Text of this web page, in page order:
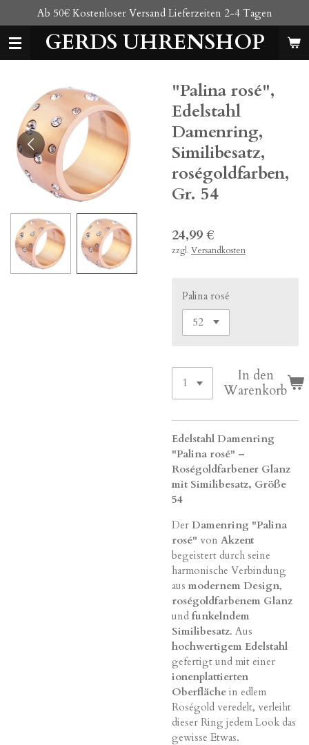
Hauptinhalt
springenGERDS UHRENSHOP
Ab 50€ Kostenloser Versand Lieferzeiten 2-4 Tagen
"Palina rosé",
Edelstahl
Damenring,
Similibesatz,
roségoldfarben,
Gr. 54
24,99 €
zzgl. Versandkosten
Palina rosé
In den
Warenkorb
Edelstahl Damenring
"Palina rosé" –
Roségoldfarbener Glanz
mit Similibesatz, Größe
54
Der Damenring "Palina
rosé" von Akzent
begeistert durch seine
harmonische Verbindung
aus modernem Design,
roségoldfarbenem Glanz
und funkelndem
Similibesatz. Aus
hochwertigem Edelstahl
gefertigt und mit einer
ionenplattierten
Oberfläche in edlem
Roségold veredelt, verleiht
dieser Ring jedem Look das
gewisse Etwas.